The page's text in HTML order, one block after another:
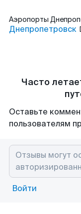
Аэропорты
Днепропетровск
Часто
Оставьте
пользователям
Войти